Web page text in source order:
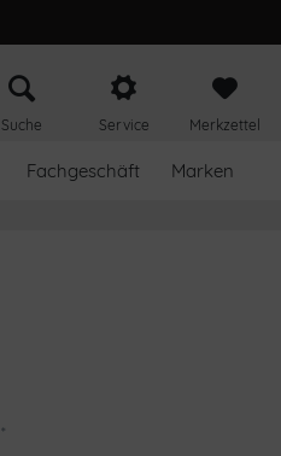
Suche Service Merkzettel
Fachgeschäft Marken
*